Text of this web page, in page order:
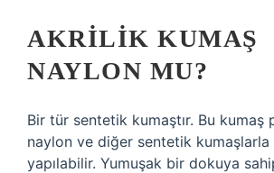
AKRILIK KUMAŞ
NAYLON MU?
Bir tür sentetik kumaştır. Bu kumaş
naylon ve diğer sentetik
yapılabilir. Yumuşak bir dokuya